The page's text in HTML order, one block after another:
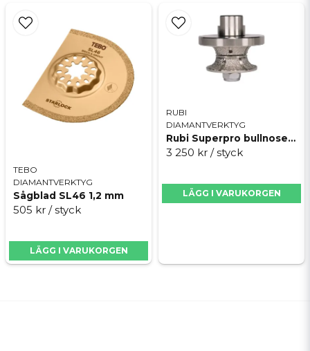
TEBO
DIAMANTVERKTYG
Sågblad SL46 1,2 mm
505 kr / styck
LÄGG I VARUKORGEN
RUBI
DIAMANTVERKTYG
Rubi Superpro bullnose rund
3 250 kr / styck
LÄGG I VARUKORGEN